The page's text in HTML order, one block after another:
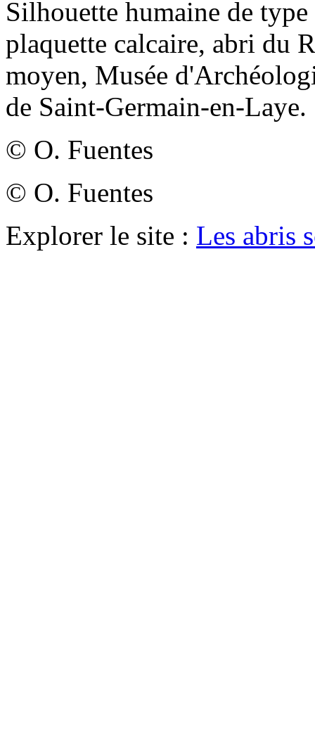
Silhouette humaine de
plaquette calcaire, abri du
moyen, Musée
de Saint-Germain-en-Laye.
© O. Fuentes
© O. Fuentes
Explorer le site : Les abris